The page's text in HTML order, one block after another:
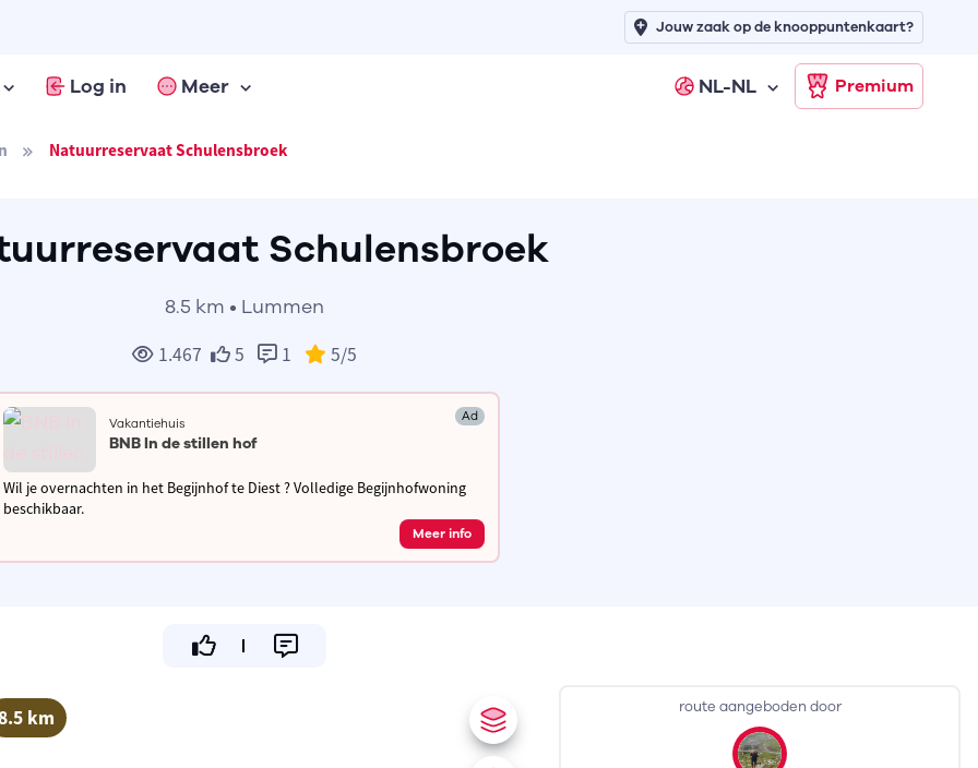
Log in Meer NL-NL Premium
Jouw zaak op de knooppuntenkaart?
Natuurreservaat Schulensbroek
Schulensbroek
8.5 km • Lummen
1.467 5 1 5/5
Vakantiehuis Ad
BNB In de stillen hof
Wil je overnachten in het Begijnhof te Diest ? Volledige Begijnhofwoning
beschikbaar.
Meer info
km route aangeboden door